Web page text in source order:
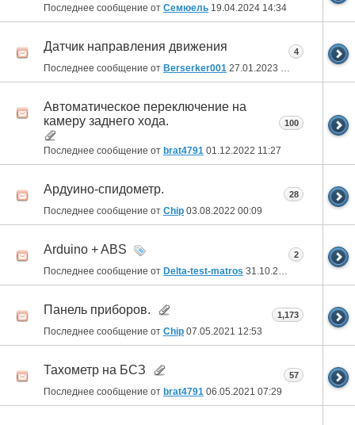
Последнее сообщение от Семюель 19.04.2024 14:34
Датчик направления движения
Последнее сообщение от Berserker001 27.01.2023
4
Автоматическое переключение на
камеру заднего хода.
Последнее сообщение от brat4791 01.12.2022 11:27
100
Ардуино-спидометр.
Последнее сообщение от Chip 03.08.2022 00:09
28
Arduino + ABS
Последнее сообщение от Delta-test-matros 31.10.2021
2
Панель приборов.
Последнее сообщение от Chip 07.05.2021 12:53
1,173
Тахометр на БСЗ
Последнее сообщение от brat4791 06.05.2021 07:29
57